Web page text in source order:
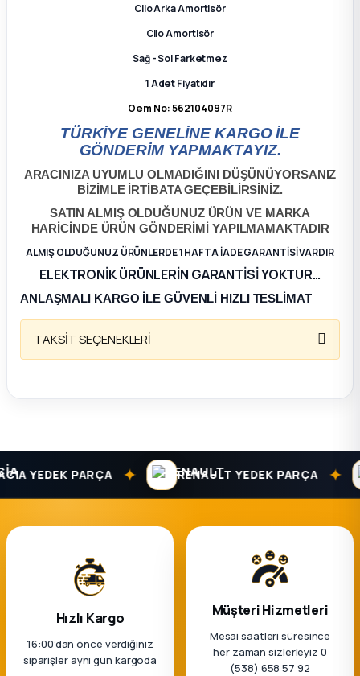
Parça
Parça
Clio Arka Amortisör
Clio Amortisör
Sağ - Sol Farketmez
1 Adet Fiyatıdır
Oem No: 562104097R
TÜRKİYE GENELİNE KARGO İLE
GÖNDERİM YAPMAKTAYIZ.
ARACINIZA UYUMLU OLMADIĞINI DÜŞÜNÜYORSANIZ
BİZİMLE İRTİBATA GEÇEBİLİRSİNİZ.
SATIN ALMIŞ OLDUĞUNUZ ÜRÜN VE MARKA
HARİCİNDE ÜRÜN GÖNDERİMİ YAPILMAMAKTADIR
ALMIŞ OLDUĞUNUZ ÜRÜNLERDE 1 HAFTA İADE GARANTİSİ VARDIR
ELEKTRONİK ÜRÜNLERİN GARANTİSİ YOKTUR…
ANLAŞMALI KARGO İLE GÜVENLİ HIZLI TESLİMAT
TAKSİT SEÇENEKLERİ
YEDEK PARÇA ✦ RENAULT YEDEK PARÇA ✦
Hızlı Kargo
16:00’dan önce verdiğiniz
siparişler aynı gün kargoda
Müşteri Hizmetleri
Mesai saatleri süresince
her zaman sizlerleyiz 0
(538) 658 57 92